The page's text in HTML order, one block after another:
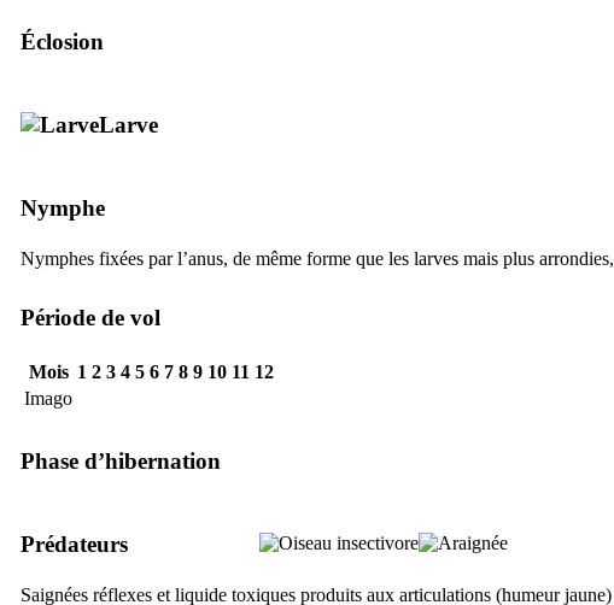
Éclosion
Larve
Nymphe
Nymphes fixées par l’anus, de même forme que les larves mais plus
Période de vol
Mois 1 2 3 4 5 6 7 8 9 10 11 12
Imago
Phase d’hibernation
Prédateurs
Saignées réflexes et liquide toxiques produits aux articulations (humeur